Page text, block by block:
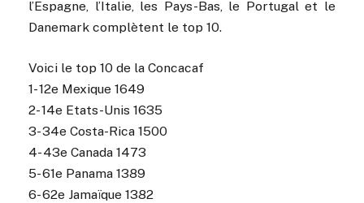
l’Espagne, l’Italie, les Pays-Bas, le Portugal et le
Danemark complètent le top 10.
Voici le top 10 de la Concacaf
1- 12e Mexique 1649
2- 14e Etats-Unis 1635
3- 34e Costa-Rica 1500
4- 43e Canada 1473
5- 61e Panama 1389
6- 62e Jamaïque 1382